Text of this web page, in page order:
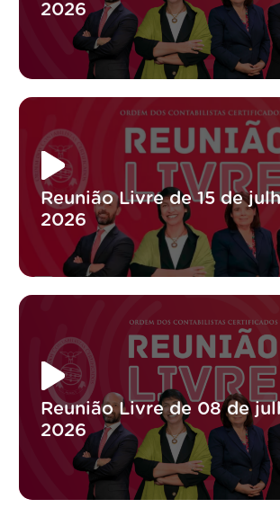
2026
Reunião Livre de 15 de
2026
Reunião Livre de 08 de
2026